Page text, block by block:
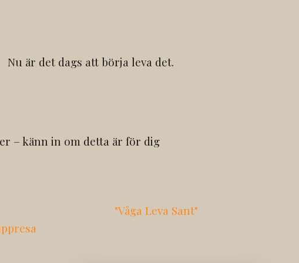
Nu är det dags att börja leva det.
– känn in om detta är för dig
"Våga Leva Sant".